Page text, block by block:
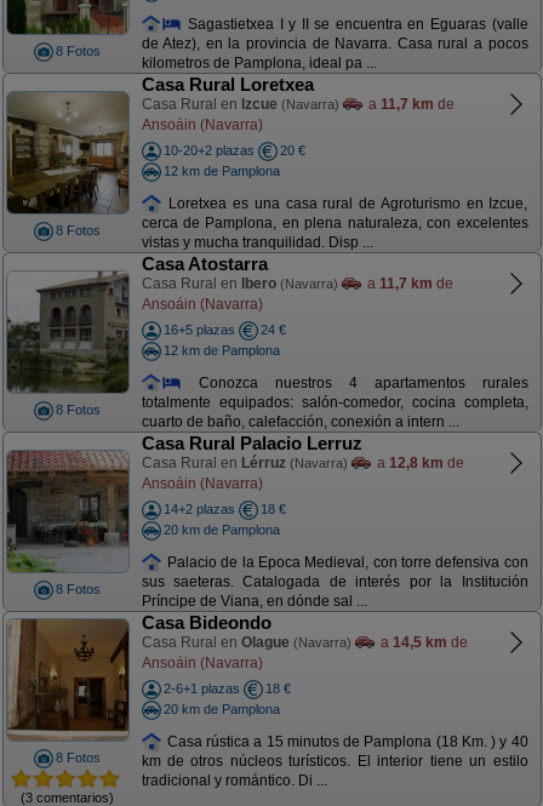
8 Fotos
Sagastietxea I y II se encuentra en Eguaras (valle
de Atez), en la provincia de Navarra. Casa rural a pocos
kilometros de Pamplona, ideal pa ...
8 Fotos
Casa Rural Loretxea
Casa Rural en Izcue (Navarra) a 11,7 km de
Ansoáin (Navarra)
10-20+2 plazas
20 €
12 km de Pamplona
Loretxea es una casa rural de Agroturismo en Izcue,
cerca de Pamplona, en plena naturaleza, con excelentes
vistas y mucha tranquilidad. Disp ...
8 Fotos
Casa Atostarra
Casa Rural en Ibero (Navarra) a 11,7 km de
Ansoáin (Navarra)
16+5 plazas
24 €
12 km de Pamplona
Conozca nuestros 4 apartamentos rurales
totalmente equipados: salón-comedor, cocina completa,
cuarto de baño, calefacción, conexión a intern ...
8 Fotos
Casa Rural Palacio Lerruz
Casa Rural en Lérruz (Navarra) a 12,8 km de
Ansoáin (Navarra)
14+2 plazas
18 €
20 km de Pamplona
Palacio de la Epoca Medieval, con torre defensiva con
sus saeteras. Catalogada de interés por la Institución
Príncipe de Viana, en dónde sal ...
8 Fotos
(3 comentarios)
Casa Bideondo
Casa Rural en Olague (Navarra) a 14,5 km de
Ansoáin (Navarra)
2-6+1 plazas
18 €
20 km de Pamplona
Casa rústica a 15 minutos de Pamplona (18 Km. ) y 40
km de otros núcleos turísticos. El interior tiene un estilo
tradicional y romántico. Di ...